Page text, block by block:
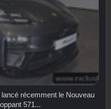
récemment le Nouveau
571...